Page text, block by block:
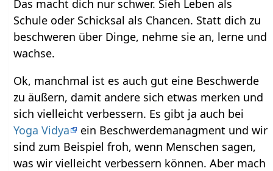
Das macht dich nur schwer. Sieh Leben als
Schule oder Schicksal als Chancen. Statt dich zu
beschweren über Dinge, nehme sie an, lerne und
wachse.
Ok, manchmal ist es auch gut eine Beschwerde
zu äußern, damit andere sich etwas merken und
sich vielleicht verbessern. Es gibt ja auch bei
Yoga Vidya
ein Beschwerdemanagment und wir
sind zum Beispiel froh, wenn Menschen sagen,
was wir vielleicht verbessern können. Aber mach